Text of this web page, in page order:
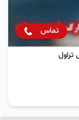
تماس
تراول